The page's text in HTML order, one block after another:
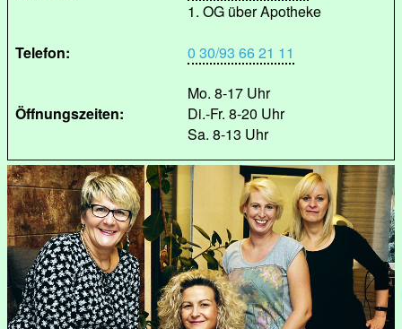
1. OG über Apotheke
Telefon:
0 30/93 66 21 11
Öffnungszeiten:
Mo. 8-17 Uhr
Di.-Fr. 8-20 Uhr
Sa. 8-13 Uhr